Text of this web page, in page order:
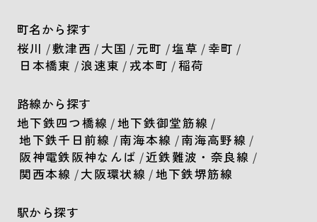
町名から探す
桜川 /敷津西 / 大国 / 元町 /塩草 / 幸町 /
日本橋東 /浪速東 / 戎本町 /稲荷
路線から探す
地下鉄四つ橋線 /地下鉄御堂筋線 /
地下鉄千日前線 /南海本線 /南海高野線 /
阪神電鉄阪神なんば /近鉄難波・奈良線 /
関西本線 /大阪環状線 /地下鉄堺筋線
駅から探す